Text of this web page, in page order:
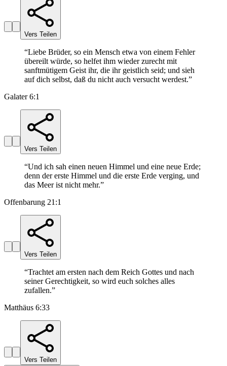
Vers Teilen
“Liebe Brüder, so ein Mensch etwa von einem Fehler
übereilt würde, so helfet ihm wieder zurecht mit
sanftmütigem Geist ihr, die ihr geistlich seid; und sieh
auf dich selbst, daß du nicht auch versucht werdest.”
Galater 6:1
Vers Teilen
“Und ich sah einen neuen Himmel und eine neue Erde;
denn der erste Himmel und die erste Erde verging, und
das Meer ist nicht mehr.”
Offenbarung 21:1
Vers Teilen
“Trachtet am ersten nach dem Reich Gottes und nach
seiner Gerechtigkeit, so wird euch solches alles
zufallen.”
Matthäus 6:33
Vers Teilen